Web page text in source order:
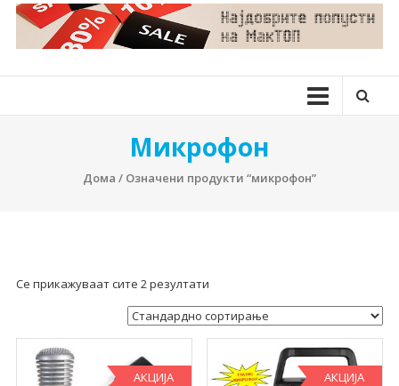
Микрофон
Дома / Означени продукти “микрофон”
Се прикажуваат сите 2 резултати
АКЦИЈА АКЦИЈА